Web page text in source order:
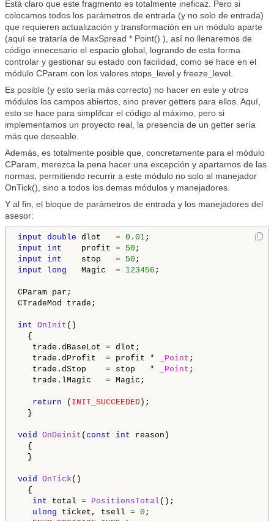
Está claro que este fragmento es totalmente ineficaz. Pero si
colocamos todos los parámetros de entrada (y no solo de entrada)
que requieren actualización y transformación en un módulo aparte
(aquí se trataría de MaxSpread * Point() ), así no llenaremos de
código innecesario el espacio global, logrando de esta forma
controlar y gestionar su estado con facilidad, como se hace en el
módulo CParam con los valores stops_level y freeze_level.
Es posible (y esto sería más correcto) no hacer en este y otros
módulos los campos abiertos, sino prever getters para ellos. Aquí,
esto se hace para simplifcar el código al máximo, pero si
implementamos un proyecto real, la presencia de un getter sería
más que deseable.
Además, es totalmente posible que, concretamente para el módulo
CParam, merezca la pena hacer una excepción y apartarnos de las
normas, permitiendo recurrir a este módulo no solo al manejador
OnTick(), sino a todos los demas módulos y manejadores.
Y al fin, el bloque de parámetros de entrada y los manejadores del
asesor:
input double dlot   = 0.01
input
int profit = 50
input
int stop   = 50
input
long Magic  = 123456 ;
CParam par;
CTradeMod trade;
int OnInit ()
{
trade.dBaseLot = dlot;
trade.dProfit  = profit *
_Point ;
trade.dStop    = stop   *
_Point ;
trade.lMagic   = Magic;
return ( INIT_SUCCEEDED );
}
void OnDeinit ( const int reason)
{
}
void OnTick ()
{
int total = PositionsTotal ();
ulong ticket, tsell = 0 ;